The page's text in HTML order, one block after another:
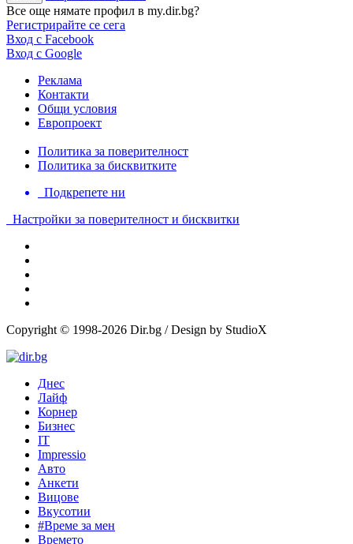
Все още нямате профил в my.dir.bg?
Регистрирайте се сега
Вход с Facebook
Вход с Google
Реклама
Контакти
Общи условия
Европроект
Политика за поверителност
Политика за бисквитките
Подкрепете ни
Настройки за поверителност и бисквитки
Copyright © 1998-2026 Dir.bg / Design by StudioX
Днес
Лайф
Корнер
Бизнес
IT
Impressio
Авто
Анкети
Вицове
Вкусотии
#Време за мен
Времето